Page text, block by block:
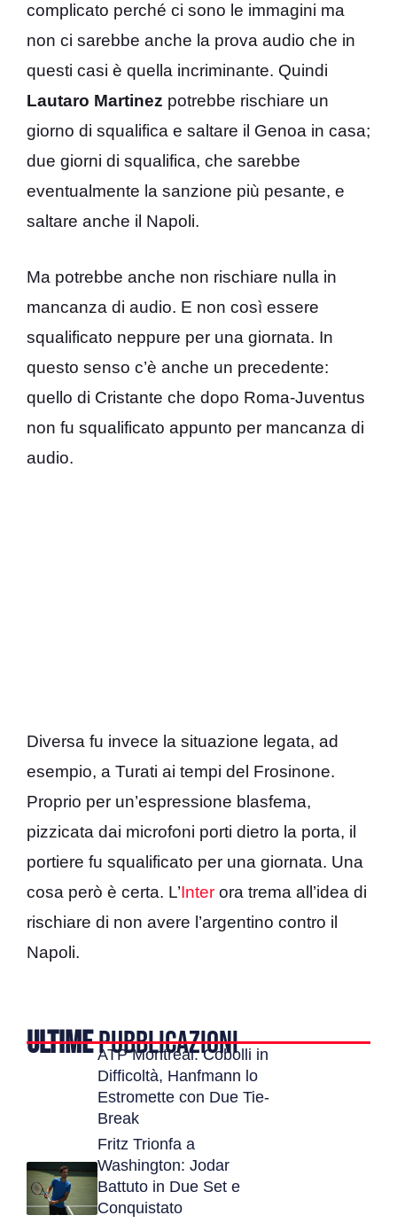
complicato perché ci sono le immagini ma
non ci sarebbe anche la prova audio che in
questi casi è quella incriminante. Quindi
Lautaro Martinez potrebbe rischiare un
giorno di squalifica e saltare il Genoa in casa;
due giorni di squalifica, che sarebbe
eventualmente la sanzione più pesante, e
saltare anche il Napoli.
Ma potrebbe anche non rischiare nulla in
mancanza di audio. E non così essere
squalificato neppure per una giornata. In
questo senso c’è anche un precedente:
quello di Cristante che dopo Roma-Juventus
non fu squalificato appunto per mancanza di
audio.
Diversa fu invece la situazione legata, ad
esempio, a Turati ai tempi del Frosinone.
Proprio per un’espressione blasfema,
pizzicata dai microfoni porti dietro la porta, il
portiere fu squalificato per una giornata. Una
cosa però è certa. L’Inter ora trema all’idea di
rischiare di non avere l’argentino contro il
Napoli.
ULTIMEPUBBLICAZIONI
ATP Montreal: Cobolli in
Difficoltà, Hanfmann lo
Estromette con Due Tie-
Break
Fritz Trionfa a
Washington: Jodar
Battuto in Due Set e
Conquistato